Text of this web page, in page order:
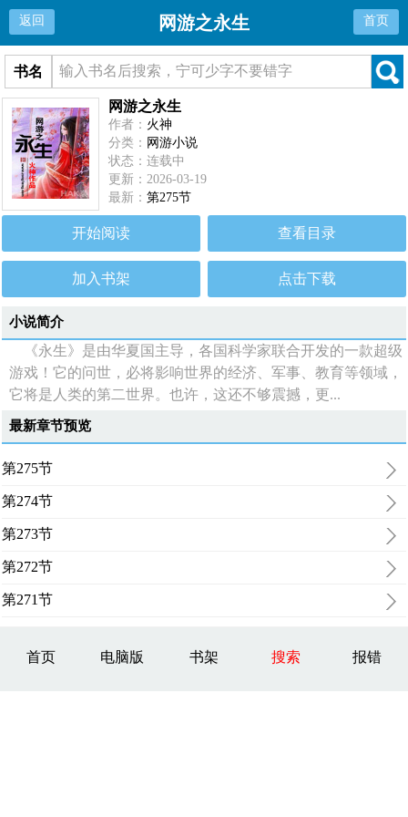
返回 网游之永生 首页
书名
网游之永生
作者： 火神
分类： 网游小说
状态：连载中
更新：2026-03-19
最新：第275节
开始阅读 查看目录
加入书架 点击下载
小说简介
《永生》是由华夏国主导，各国科学家联合开发的一款超级
游戏！它的问世，必将影响世界的经济、军事、教育等领域，
它将是人类的第二世界。也许，这还不够震撼，更...
最新章节预览
第275节
第274节
第273节
第272节
第271节
首页 电脑版 书架 搜索 报错